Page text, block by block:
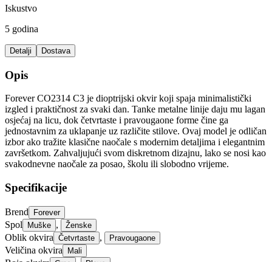
Iskustvo
5 godina
Detalji Dostava
Opis
Forever CO2314 C3 je dioptrijski okvir koji spaja minimalistički
izgled i praktičnost za svaki dan. Tanke metalne linije daju mu lagan
osjećaj na licu, dok četvrtaste i pravougaone forme čine ga
jednostavnim za uklapanje uz različite stilove. Ovaj model je odličan
izbor ako tražite klasične naočale s modernim detaljima i elegantnim
završetkom. Zahvaljujući svom diskretnom dizajnu, lako se nosi kao
svakodnevne naočale za posao, školu ili slobodno vrijeme.
Specifikacije
Brend Forever
Spol Muške , Ženske
Oblik okvira Četvrtaste , Pravougaone
Veličina okvira Mali